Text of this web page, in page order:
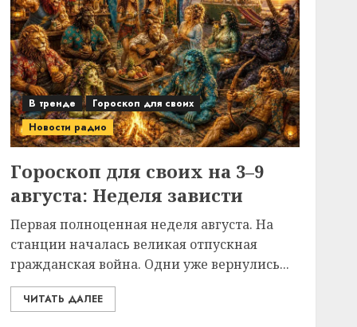
В тренде
Гороскоп для своих
Новости радио
Гороскоп для своих на 3–9
августа: Неделя зависти
Первая полноценная неделя августа. На
станции началась великая отпускная
гражданская война. Одни уже вернулись...
ЧИТАТЬ ДАЛЕЕ